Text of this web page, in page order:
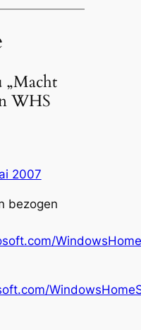
„Macht
WHS
2007
bezogen